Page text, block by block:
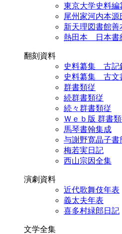
東京大学史料編
尾州家河内本源
新天理図書館善
熱田本 日本書
翻刻資料
史料纂集 古記
史料纂集 古文
群書類従
続群書類従
続々群書類従
Ｗｅｂ版 群書
馬琴書翰集成
与謝野寛晶子書
梅若実日記
西山宗因全集
演劇資料
近代歌舞伎年表
義太夫年表
喜多村緑郎日記
文学全集